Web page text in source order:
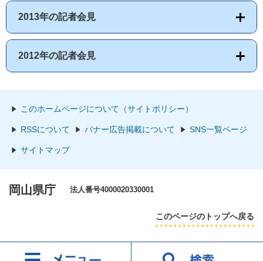
2013年の記者会見
2012年の記者会見
このホームページについて（サイトポリシー）
RSSについて バナー広告掲載について SNS一覧ページ
サイトマップ
岡山県庁 法人番号4000020330001
このページのトップへ戻る